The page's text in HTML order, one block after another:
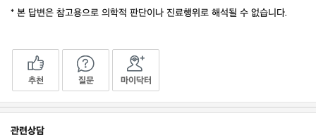
* 본 답변은 참고용으로 의학적 판단이나 진료행위로 해석될 수 없습니다.
추천 질문 마이닥터
관련상담